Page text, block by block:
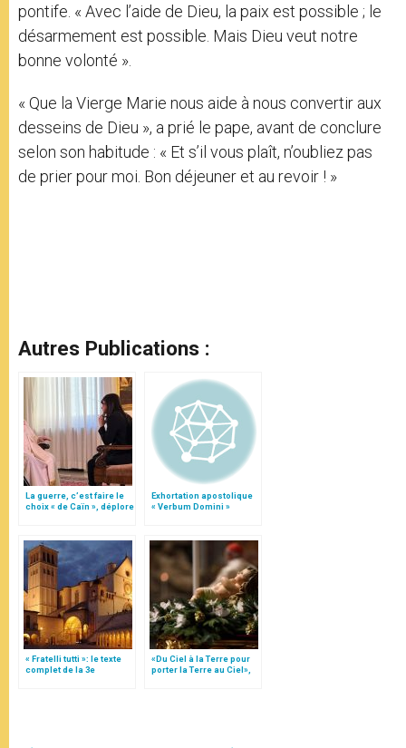
pontife. « Avec l’aide de Dieu, la paix est possible ; le
désarmement est possible. Mais Dieu veut notre
bonne volonté ».
« Que la Vierge Marie nous aide à nous convertir aux
desseins de Dieu », a prié le pape, avant de conclure
selon son habitude : « Et s’il vous plaît, n’oubliez pas
de prier pour moi. Bon déjeuner et au revoir ! »
Autres Publications :
La guerre, c’est faire le
choix « de Caïn », déplore
Exhortation apostolique
« Verbum Domini »
« Fratelli tutti »: le texte
complet de la 3e
«Du Ciel à la Terre pour
porter la Terre au Ciel»,